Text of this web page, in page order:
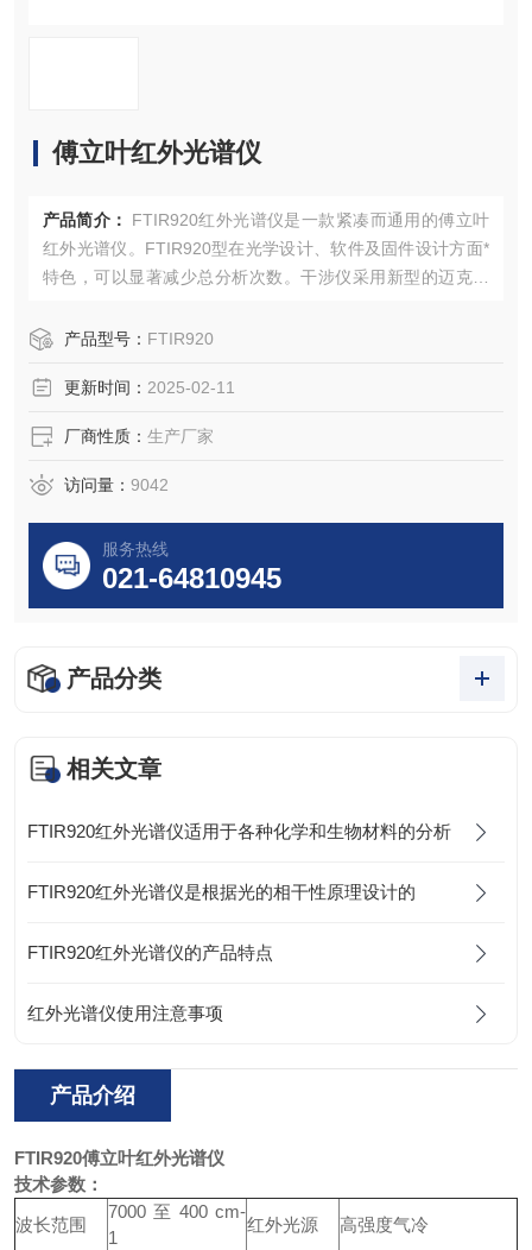
傅立叶红外光谱仪
产品简介：
FTIR920红外光谱仪是一款紧凑而通用的傅立叶
红外光谱仪。FTIR920型在光学设计、软件及固件设计方面*
特色，可以显著减少总分析次数。干涉仪采用新型的迈克尔
学校正问题。FTIR920设计中避免了传统三面直角棱镜的使
学及各行业的应用检测。
产品型号： FTIR920
更新时间： 2025-02-11
厂商性质： 生产厂家
访问量： 9042
服务热线
021-64810945
产品分类
相关文章
FTIR920红外光谱仪适用于各种化学和生物材料的分析
FTIR920红外光谱仪是根据光的相干性原理设计的
FTIR920红外光谱仪的产品特点
红外光谱仪使用注意事项
产品介绍
FTIR920傅立叶红外光谱仪
技术参数：
波长范围
7000 至 400 cm-
1
红外光源
高强度气冷